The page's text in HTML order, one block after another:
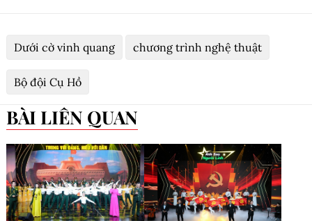
Dưới cờ vinh quang chương trình nghệ thuật
Bộ đội Cụ Hồ
BÀI LIÊN QUAN